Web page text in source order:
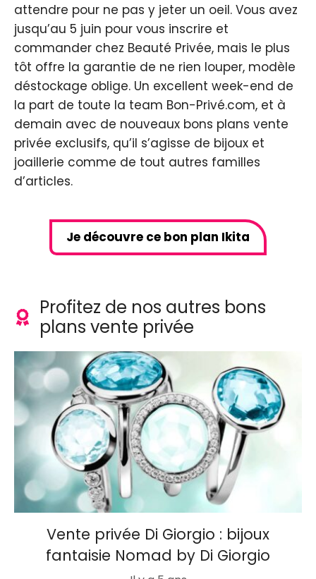
attendre pour ne pas y jeter un oeil. Vous avez
jusqu’au 5 juin pour vous inscrire et
commander chez Beauté Privée, mais le plus
tôt offre la garantie de ne rien louper, modèle
déstockage oblige. Un excellent week-end de
la part de toute la team Bon-Privé.com, et à
demain avec de nouveaux bons plans vente
privée exclusifs, qu’il s’agisse de bijoux et
joaillerie comme de tout autres familles
d’articles.
Je découvre ce bon plan Ikita
Profitez de nos autres bons
plans vente privée
Vente privée Di Giorgio : bijoux
fantaisie Nomad by Di Giorgio